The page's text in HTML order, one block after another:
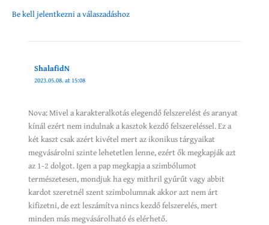
Be kell jelentkezni a válaszadáshoz
ShalafidN
2023.05.08. at 15:08
Nova: Mivel a karakteralkotás elegendő felszerelést és aranyat
kínál ezért nem indulnak a kasztok kezdő felszereléssel. Ez a
két kaszt csak azért kivétel mert az ikonikus tárgyaikat
megvásárolni szinte lehetetlen lenne, ezért ők megkapják azt
az 1-2 dolgot. Igen a pap megkapja a szimbólumot
természetesen, mondjuk ha egy mithril gyűrűt vagy abbit
kardot szeretnél szent szimbolumnak akkor azt nem árt
kifizetni, de ezt leszámítva nincs kezdő felszerelés, mert
minden más megvásárolható és elérhető.